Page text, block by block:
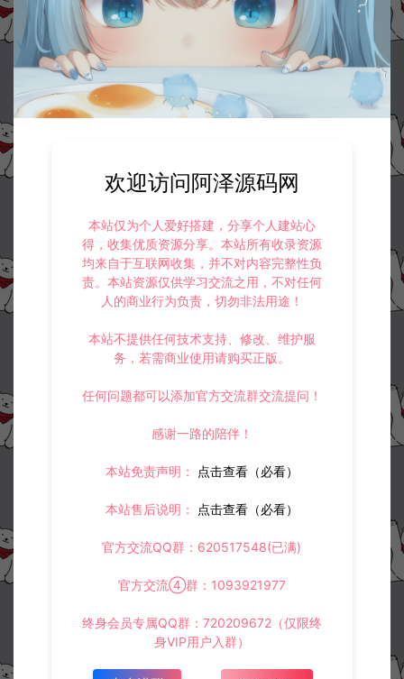
欢迎访问阿泽源码网
本站仅为个人爱好搭建，分享个人建站心
得，收集优质资源分享。本站所有收录资源
均来自于互联网收集，并不对内容完整性负
责。本站资源仅供学习交流之用，不对任何
人的商业行为负责，切勿非法用途！
本站不提供任何技术支持、修改、维护服
务，若需商业使用请购买正版。
任何问题都可以添加官方交流群交流提问！
感谢一路的陪伴！
本站免责声明： 点击查看（必看）
本站售后说明： 点击查看（必看）
官方交流QQ群：620517548(已满)
官方交流④群：1093921977
终身会员专属QQ群：720209672（仅限终
身VIP用户入群）